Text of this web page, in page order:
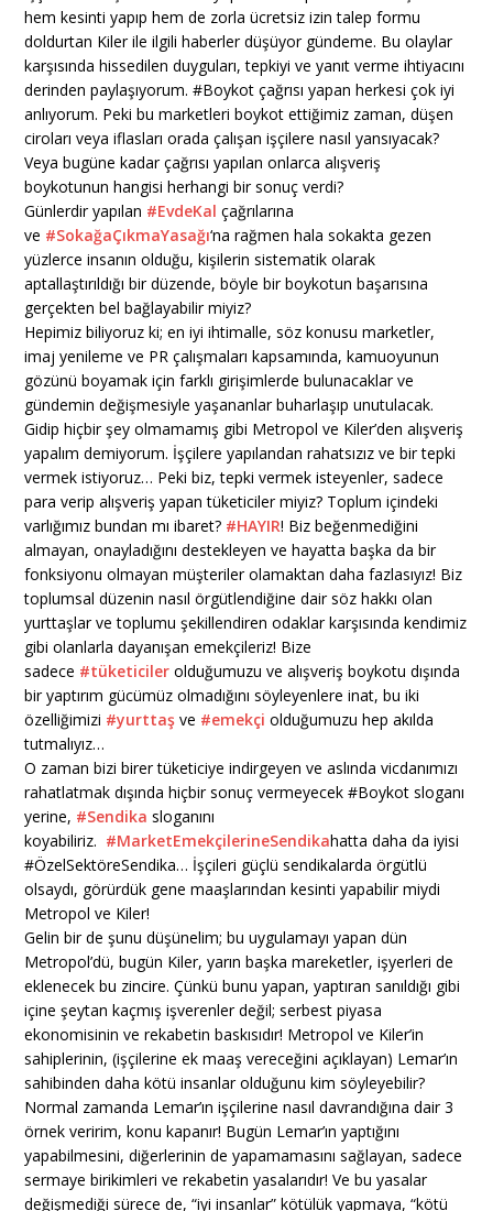
hem kesinti yapıp hem de zorla ücretsiz izin talep formu
doldurtan Kiler ile ilgili haberler düşüyor gündeme. Bu olaylar
karşısında hissedilen duyguları, tepkiyi ve yanıt verme ihtiyacını
derinden paylaşıyorum. #Boykot çağrısı yapan herkesi çok iyi
anlıyorum. Peki bu marketleri boykot ettiğimiz zaman, düşen
ciroları veya iflasları orada çalışan işçilere nasıl yansıyacak?
Veya bugüne kadar çağrısı yapılan onlarca alışveriş
boykotunun hangisi herhangi bir sonuç verdi?
Günlerdir yapılan #EvdeKal çağrılarına
ve #SokağaÇıkmaYasağı‘na rağmen hala sokakta gezen
yüzlerce insanın olduğu, kişilerin sistematik olarak
aptallaştırıldığı bir düzende, böyle bir boykotun başarısına
gerçekten bel bağlayabilir miyiz?
Hepimiz biliyoruz ki; en iyi ihtimalle, söz konusu marketler,
imaj yenileme ve PR çalışmaları kapsamında, kamuoyunun
gözünü boyamak için farklı girişimlerde bulunacaklar ve
gündemin değişmesiyle yaşananlar buharlaşıp unutulacak.
Gidip hiçbir şey olmamamış gibi Metropol ve Kiler’den alışveriş
yapalım demiyorum. İşçilere yapılandan rahatsızız ve bir tepki
vermek istiyoruz… Peki biz, tepki vermek isteyenler, sadece
para verip alışveriş yapan tüketiciler miyiz? Toplum içindeki
varlığımız bundan mı ibaret? #HAYIR! Biz beğenmediğini
almayan, onayladığını destekleyen ve hayatta başka da bir
fonksiyonu olmayan müşteriler olamaktan daha fazlasıyız! Biz
toplumsal düzenin nasıl örgütlendiğine dair söz hakkı olan
yurttaşlar ve toplumu şekillendiren odaklar karşısında kendimiz
gibi olanlarla dayanışan emekçileriz! Bize
sadece #tüketiciler olduğumuzu ve alışveriş boykotu dışında
bir yaptırım gücümüz olmadığını söyleyenlere inat, bu iki
özelliğimizi #yurttaş ve #emekçi olduğumuzu hep akılda
tutmalıyız…
O zaman bizi birer tüketiciye indirgeyen ve aslında vicdanımızı
rahatlatmak dışında hiçbir sonuç vermeyecek #Boykot sloganı
yerine, #Sendika sloganını
koyabiliriz. #MarketEmekçilerineSendikahatta daha da iyisi
#ÖzelSektöreSendika… İşçileri güçlü sendikalarda örgütlü
olsaydı, görürdük gene maaşlarından kesinti yapabilir miydi
Metropol ve Kiler!
Gelin bir de şunu düşünelim; bu uygulamayı yapan dün
Metropol’dü, bugün Kiler, yarın başka mareketler, işyerleri de
eklenecek bu zincire. Çünkü bunu yapan, yaptıran sanıldığı gibi
içine şeytan kaçmış işverenler değil; serbest piyasa
ekonomisinin ve rekabetin baskısıdır! Metropol ve Kiler’in
sahiplerinin, (işçilerine ek maaş vereceğini açıklayan) Lemar’ın
sahibinden daha kötü insanlar olduğunu kim söyleyebilir?
Normal zamanda Lemar’ın işçilerine nasıl davrandığına dair 3
örnek veririm, konu kapanır! Bugün Lemar’ın yaptığını
yapabilmesini, diğerlerinin de yapamamasını sağlayan, sadece
sermaye birikimleri ve rekabetin yasalarıdır! Ve bu yasalar
değişmediği sürece de, “iyi insanlar” kötülük yapmaya, “kötü